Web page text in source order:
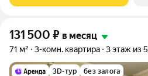
131 500 ₽ в месяц
71 м² 3-комн. квартира 3 этаж из 5
3D-тур без залога